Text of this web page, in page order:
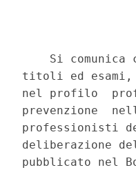
Si comunica
titoli ed esami,
nel profilo
prevenzione
professionisti
deliberazione
pubblicato nel